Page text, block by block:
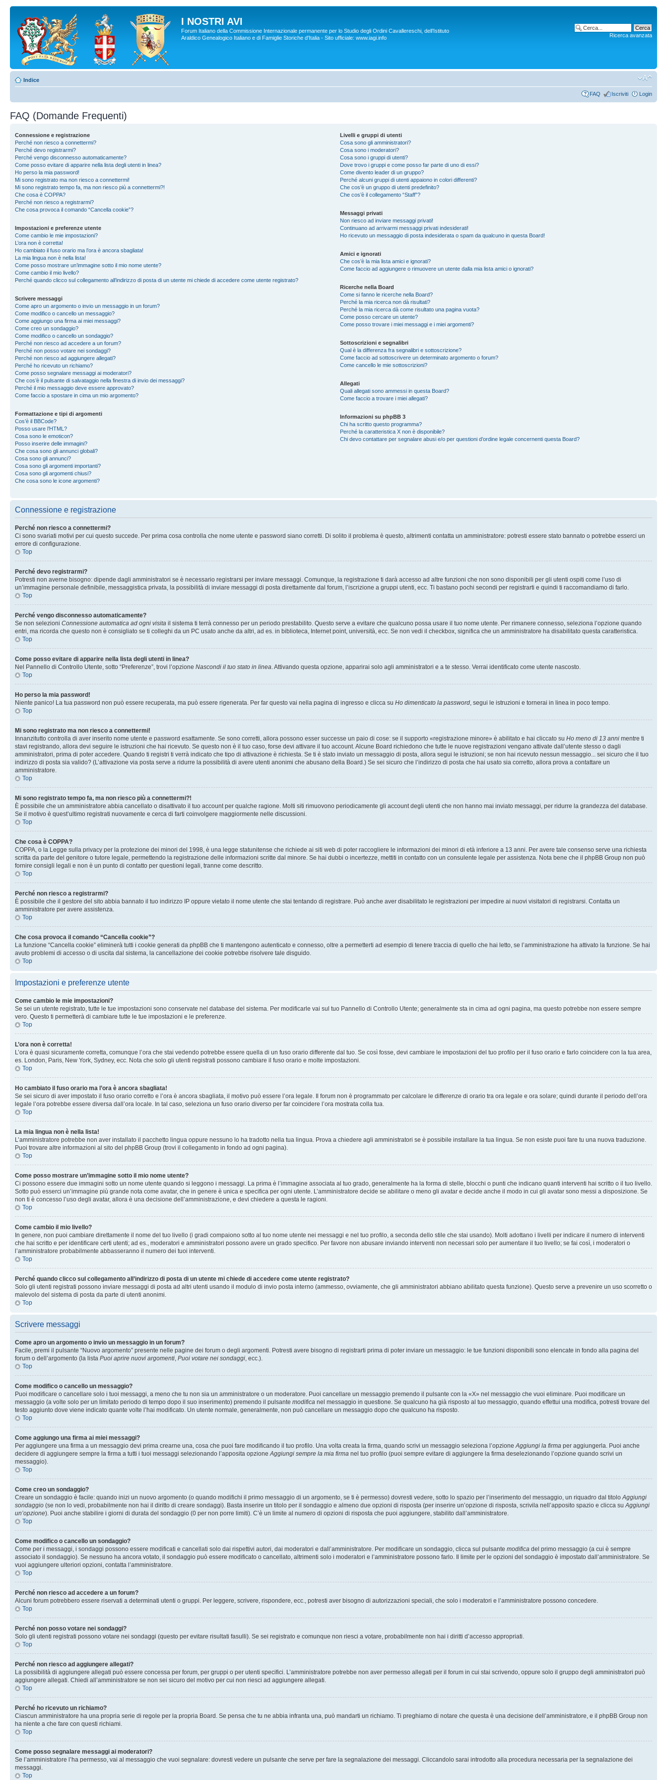
I NOSTRI AVI
Forum Italiano della Commissione Internazionale permanente per lo Studio degli Ordini Cavallereschi, dell’Istituto
Araldico Genealogico Italiano e di Famiglie Storiche d'Italia - Sito ufficiale: www.iagi.info
Ricerca avanzata
Indice
FAQ Iscriviti Login
FAQ (Domande Frequenti)
Connessione e registrazione
Perché non riesco a connettermi?
Perché devo registrarmi?
Perché vengo disconnesso automaticamente?
Come posso evitare di apparire nella lista degli utenti in linea?
Ho perso la mia password!
Mi sono registrato ma non riesco a connettermi!
Mi sono registrato tempo fa, ma non riesco più a connettermi?!
Che cosa è COPPA?
Perché non riesco a registrarmi?
Che cosa provoca il comando “Cancella cookie”?
Impostazioni e preferenze utente
Come cambio le mie impostazioni?
L’ora non è corretta!
Ho cambiato il fuso orario ma l’ora è ancora sbagliata!
La mia lingua non è nella lista!
Come posso mostrare un’immagine sotto il mio nome utente?
Come cambio il mio livello?
Perché quando clicco sul collegamento all’indirizzo di posta di un utente mi chiede di accedere come utente registrato?
Scrivere messaggi
Come apro un argomento o invio un messaggio in un forum?
Come modifico o cancello un messaggio?
Come aggiungo una firma ai miei messaggi?
Come creo un sondaggio?
Come modifico o cancello un sondaggio?
Perché non riesco ad accedere a un forum?
Perché non posso votare nei sondaggi?
Perché non riesco ad aggiungere allegati?
Perché ho ricevuto un richiamo?
Come posso segnalare messaggi ai moderatori?
Che cos’è il pulsante di salvataggio nella finestra di invio dei messaggi?
Perché il mio messaggio deve essere approvato?
Come faccio a spostare in cima un mio argomento?
Formattazione e tipi di argomenti
Cos’è il BBCode?
Posso usare l’HTML?
Cosa sono le emoticon?
Posso inserire delle immagini?
Che cosa sono gli annunci globali?
Cosa sono gli annunci?
Cosa sono gli argomenti importanti?
Cosa sono gli argomenti chiusi?
Che cosa sono le icone argomenti?
Livelli e gruppi di utenti
Cosa sono gli amministratori?
Cosa sono i moderatori?
Cosa sono i gruppi di utenti?
Dove trovo i gruppi e come posso far parte di uno di essi?
Come divento leader di un gruppo?
Perché alcuni gruppi di utenti appaiono in colori differenti?
Che cos’è un gruppo di utenti predefinito?
Che cos’è il collegamento “Staff”?
Messaggi privati
Non riesco ad inviare messaggi privati!
Continuano ad arrivarmi messaggi privati indesiderati!
Ho ricevuto un messaggio di posta indesiderata o spam da qualcuno in questa Board!
Amici e ignorati
Che cos’è la mia lista amici e ignorati?
Come faccio ad aggiungere o rimuovere un utente dalla mia lista amici o ignorati?
Ricerche nella Board
Come si fanno le ricerche nella Board?
Perché la mia ricerca non dà risultati?
Perché la mia ricerca dà come risultato una pagina vuota?
Come posso cercare un utente?
Come posso trovare i miei messaggi e i miei argomenti?
Sottoscrizioni e segnalibri
Qual è la differenza fra segnalibri e sottoscrizione?
Come faccio ad sottoscrivere un determinato argomento o forum?
Come cancello le mie sottoscrizioni?
Allegati
Quali allegati sono ammessi in questa Board?
Come faccio a trovare i miei allegati?
Informazioni su phpBB 3
Chi ha scritto questo programma?
Perché la caratteristica X non è disponibile?
Chi devo contattare per segnalare abusi e/o per questioni d’ordine legale concernenti questa Board?
Connessione e registrazione
Perché non riesco a connettermi?
Ci sono svariati motivi per cui questo succede. Per prima cosa controlla che nome utente e password siano corretti. Di solito il problema è questo, altrimenti contatta un amministratore: potresti essere stato bannato o potrebbe esserci un
errore di configurazione.
Top
Perché devo registrarmi?
Potresti non averne bisogno: dipende dagli amministratori se è necessario registrarsi per inviare messaggi. Comunque, la registrazione ti darà accesso ad altre funzioni che non sono disponibili per gli utenti ospiti come l’uso di
un’immagine personale definibile, messaggistica privata, la possibilità di inviare messaggi di posta direttamente dal forum, l’iscrizione a gruppi utenti, ecc. Ti bastano pochi secondi per registrarti e quindi ti raccomandiamo di farlo.
Top
Perché vengo disconnesso automaticamente?
Se non selezioni Connessione automatica ad ogni visita il sistema ti terrà connesso per un periodo prestabilito. Questo serve a evitare che qualcuno possa usare il tuo nome utente. Per rimanere connesso, seleziona l’opzione quando
entri, ma ricorda che questo non è consigliato se ti colleghi da un PC usato anche da altri, ad es. in biblioteca, Internet point, università, ecc. Se non vedi il checkbox, significa che un amministratore ha disabilitato questa caratteristica.
Top
Come posso evitare di apparire nella lista degli utenti in linea?
Nel Pannello di Controllo Utente, sotto “Preferenze”, trovi l’opzione Nascondi il tuo stato in linea. Attivando questa opzione, apparirai solo agli amministratori e a te stesso. Verrai identificato come utente nascosto.
Top
Ho perso la mia password!
Niente panico! La tua password non può essere recuperata, ma può essere rigenerata. Per far questo vai nella pagina di ingresso e clicca su Ho dimenticato la password, segui le istruzioni e tornerai in linea in poco tempo.
Top
Mi sono registrato ma non riesco a connettermi!
Innanzitutto controlla di aver inserito nome utente e password esattamente. Se sono corretti, allora possono esser successe un paio di cose: se il supporto «registrazione minore» è abilitato e hai cliccato su Ho meno di 13 anni mentre ti
stavi registrando, allora devi seguire le istruzioni che hai ricevuto. Se questo non è il tuo caso, forse devi attivare il tuo account. Alcune Board richiedono che tutte le nuove registrazioni vengano attivate dall’utente stesso o dagli
amministratori, prima di poter accedere. Quando ti registri ti verrà indicato che tipo di attivazione è richiesta. Se ti è stato inviato un messaggio di posta, allora segui le istruzioni; se non hai ricevuto nessun messaggio... sei sicuro che il tuo
indirizzo di posta sia valido? (L’attivazione via posta serve a ridurre la possibilità di avere utenti anonimi che abusano della Board.) Se sei sicuro che l’indirizzo di posta che hai usato sia corretto, allora prova a contattare un
amministratore.
Top
Mi sono registrato tempo fa, ma non riesco più a connettermi?!
È possibile che un amministratore abbia cancellato o disattivato il tuo account per qualche ragione. Molti siti rimuovono periodicamente gli account degli utenti che non hanno mai inviato messaggi, per ridurre la grandezza del database.
Se il motivo è quest’ultimo registrati nuovamente e cerca di farti coinvolgere maggiormente nelle discussioni.
Top
Che cosa è COPPA?
COPPA, o la Legge sulla privacy per la protezione dei minori del 1998, è una legge statunitense che richiede ai siti web di poter raccogliere le informazioni dei minori di età inferiore a 13 anni. Per avere tale consenso serve una richiesta
scritta da parte del genitore o tutore legale, permettendo la registrazione delle informazioni scritte dal minore. Se hai dubbi o incertezze, mettiti in contatto con un consulente legale per assistenza. Nota bene che il phpBB Group non può
fornire consigli legali e non è un punto di contatto per questioni legali, tranne come descritto.
Top
Perché non riesco a registrarmi?
È possibile che il gestore del sito abbia bannato il tuo indirizzo IP oppure vietato il nome utente che stai tentando di registrare. Può anche aver disabilitato le registrazioni per impedire ai nuovi visitatori di registrarsi. Contatta un
amministratore per avere assistenza.
Top
Che cosa provoca il comando “Cancella cookie”?
La funzione “Cancella cookie” eliminerà tutti i cookie generati da phpBB che ti mantengono autenticato e connesso, oltre a permetterti ad esempio di tenere traccia di quello che hai letto, se l’amministrazione ha attivato la funzione. Se hai
avuto problemi di accesso o di uscita dal sistema, la cancellazione dei cookie potrebbe risolvere tale disguido.
Top
Impostazioni e preferenze utente
Come cambio le mie impostazioni?
Se sei un utente registrato, tutte le tue impostazioni sono conservate nel database del sistema. Per modificarle vai sul tuo Pannello di Controllo Utente; generalmente sta in cima ad ogni pagina, ma questo potrebbe non essere sempre
vero. Questo ti permetterà di cambiare tutte le tue impostazioni e le preferenze.
Top
L’ora non è corretta!
L’ora è quasi sicuramente corretta, comunque l’ora che stai vedendo potrebbe essere quella di un fuso orario differente dal tuo. Se così fosse, devi cambiare le impostazioni del tuo profilo per il fuso orario e farlo coincidere con la tua area,
es. London, Paris, New York, Sydney, ecc. Nota che solo gli utenti registrati possono cambiare il fuso orario e molte impostazioni.
Top
Ho cambiato il fuso orario ma l’ora è ancora sbagliata!
Se sei sicuro di aver impostato il fuso orario corretto e l’ora è ancora sbagliata, il motivo può essere l’ora legale. Il forum non è programmato per calcolare le differenze di orario tra ora legale e ora solare; quindi durante il periodo dell’ora
legale l’ora potrebbe essere diversa dall’ora locale. In tal caso, seleziona un fuso orario diverso per far coincidere l’ora mostrata colla tua.
Top
La mia lingua non è nella lista!
L’amministratore potrebbe non aver installato il pacchetto lingua oppure nessuno lo ha tradotto nella tua lingua. Prova a chiedere agli amministratori se è possibile installare la tua lingua. Se non esiste puoi fare tu una nuova traduzione.
Puoi trovare altre informazioni al sito del phpBB Group (trovi il collegamento in fondo ad ogni pagina).
Top
Come posso mostrare un’immagine sotto il mio nome utente?
Ci possono essere due immagini sotto un nome utente quando si leggono i messaggi. La prima è l’immagine associata al tuo grado, generalmente ha la forma di stelle, blocchi o punti che indicano quanti interventi hai scritto o il tuo livello.
Sotto può esserci un’immagine più grande nota come avatar, che in genere è unica e specifica per ogni utente. L’amministratore decide se abilitare o meno gli avatar e decide anche il modo in cui gli avatar sono messi a disposizione. Se
non ti è concesso l’uso degli avatar, allora è una decisione dell’amministrazione, e devi chiedere a questa le ragioni.
Top
Come cambio il mio livello?
In genere, non puoi cambiare direttamente il nome del tuo livello (i gradi compaiono sotto al tuo nome utente nei messaggi e nel tuo profilo, a seconda dello stile che stai usando). Molti adottano i livelli per indicare il numero di interventi
che hai scritto e per identificare certi utenti; ad es., moderatori e amministratori possono avere un grado specifico. Per favore non abusare inviando interventi non necessari solo per aumentare il tuo livello; se fai così, i moderatori o
l’amministratore probabilmente abbasseranno il numero dei tuoi interventi.
Top
Perché quando clicco sul collegamento all’indirizzo di posta di un utente mi chiede di accedere come utente registrato?
Solo gli utenti registrati possono inviare messaggi di posta ad altri utenti usando il modulo di invio posta interno (ammesso, ovviamente, che gli amministratori abbiano abilitato questa funzione). Questo serve a prevenire un uso scorretto o
malevolo del sistema di posta da parte di utenti anonimi.
Top
Scrivere messaggi
Come apro un argomento o invio un messaggio in un forum?
Facile, premi il pulsante “Nuovo argomento” presente nelle pagine dei forum o degli argomenti. Potresti avere bisogno di registrarti prima di poter inviare un messaggio: le tue funzioni disponibili sono elencate in fondo alla pagina del
forum o dell’argomento (la lista Puoi aprire nuovi argomenti, Puoi votare nei sondaggi, ecc.).
Top
Come modifico o cancello un messaggio?
Puoi modificare o cancellare solo i tuoi messaggi, a meno che tu non sia un amministratore o un moderatore. Puoi cancellare un messaggio premendo il pulsante con la «X» nel messaggio che vuoi eliminare. Puoi modificare un
messaggio (a volte solo per un limitato periodo di tempo dopo il suo inserimento) premendo il pulsante modifica nel messaggio in questione. Se qualcuno ha già risposto al tuo messaggio, quando effettui una modifica, potresti trovare del
testo aggiunto dove viene indicato quante volte l’hai modificato. Un utente normale, generalmente, non può cancellare un messaggio dopo che qualcuno ha risposto.
Top
Come aggiungo una firma ai miei messaggi?
Per aggiungere una firma a un messaggio devi prima crearne una, cosa che puoi fare modificando il tuo profilo. Una volta creata la firma, quando scrivi un messaggio seleziona l’opzioneAggiungi la firma per aggiungerla. Puoi anche
decidere di aggiungere sempre la firma a tutti i tuoi messaggi selezionando l’apposita opzioneAggiungi sempre la mia firma nel tuo profilo (puoi sempre evitare di aggiungere la firma deselezionando l’opzione quando scrivi un
messaggio).
Top
Come creo un sondaggio?
Creare un sondaggio è facile: quando inizi un nuovo argomento (o quando modifichi il primo messaggio di un argomento, se ti è permesso) dovresti vedere, sotto lo spazio per l’inserimento del messaggio, un riquadro dal titoloAggiungi
sondaggio (se non lo vedi, probabilmente non hai il diritto di creare sondaggi). Basta inserire un titolo per il sondaggio e almeno due opzioni di risposta (per inserire un’opzione di risposta, scrivila nell’apposito spazio e clicca suAggiungi
un’opzione). Puoi anche stabilire i giorni di durata del sondaggio (0 per non porre limiti). C’è un limite al numero di opzioni di risposta che puoi aggiungere, stabilito dall’amministratore.
Top
Come modifico o cancello un sondaggio?
Come per i messaggi, i sondaggi possono essere modificati e cancellati solo dai rispettivi autori, dai moderatori e dall’amministratore. Per modificare un sondaggio, clicca sul pulsante modifica del primo messaggio (a cui è sempre
associato il sondaggio). Se nessuno ha ancora votato, il sondaggio può essere modificato o cancellato, altrimenti solo i moderatori e l’amministratore possono farlo. Il limite per le opzioni del sondaggio è impostato dall’amministratore. Se
vuoi aggiungere ulteriori opzioni, contatta l’amministratore.
Top
Perché non riesco ad accedere a un forum?
Alcuni forum potrebbero essere riservati a determinati utenti o gruppi. Per leggere, scrivere, rispondere, ecc., potresti aver bisogno di autorizzazioni speciali, che solo i moderatori e l’amministratore possono concedere.
Top
Perché non posso votare nei sondaggi?
Solo gli utenti registrati possono votare nei sondaggi (questo per evitare risultati fasulli). Se sei registrato e comunque non riesci a votare, probabilmente non hai i diritti d’accesso appropriati.
Top
Perché non riesco ad aggiungere allegati?
La possibilità di aggiungere allegati può essere concessa per forum, per gruppi o per utenti specifici. L’amministratore potrebbe non aver permesso allegati per il forum in cui stai scrivendo, oppure solo il gruppo degli amministratori può
aggiungere allegati. Chiedi all’amministratore se non sei sicuro del motivo per cui non riesci ad aggiungere allegati.
Top
Perché ho ricevuto un richiamo?
Ciascun amministratore ha una propria serie di regole per la propria Board. Se pensa che tu ne abbia infranta una, può mandarti un richiamo. Ti preghiamo di notare che questa è una decisione dell’amministratore, e il phpBB Group non
ha niente a che fare con questi richiami.
Top
Come posso segnalare messaggi ai moderatori?
Se l’amministratore l’ha permesso, vai al messaggio che vuoi segnalare: dovresti vedere un pulsante che serve per fare la segnalazione dei messaggi. Cliccandolo sarai introdotto alla procedura necessaria per la segnalazione dei
messaggi.
Top